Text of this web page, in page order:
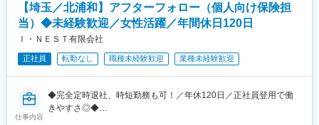
■組織構成・研修制度：
配属先は20代～40代後半の男性メンバーを中心に構成されていま
す。営業の基礎を学び、コンサルティング営業ができるように、
入社後2年間はIP制度（東京海上日動の研修制度）に基づいた育成
■当社の特徴：
【埼玉／北浦和】アフターフォロー（個人向け保険担
当）◆未経験歓迎／女性活躍／年間休日120日
Ｉ・ＮＥＳＴ有限会社
正社員 転勤なし 職種未経験歓迎 業種未経験歓迎
仕事内容
◆完全定時退社、時短勤務も可！／年休120日／正社員登用で働
きやすさ◎◆